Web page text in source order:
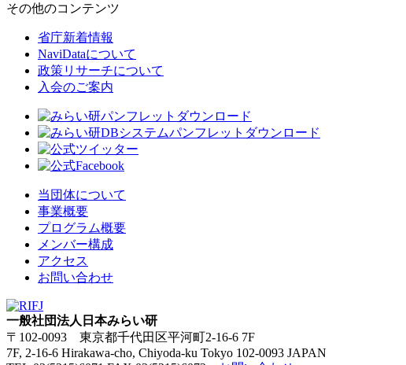
その他のコンテンツ
省庁新着情報
NaviDataについて
政策リサーチについて
入会のご案内
当団体について
事業概要
プログラム概要
メンバー構成
アクセス
お問い合わせ
一般社団法人日本みらい研
〒102-0093 東京都千代田区平河町2-16-6 7F
7F, 2-16-6 Hirakawa-cho, Chiyoda-ku Tokyo 102-0093 JAPAN